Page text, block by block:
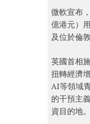
微軟宣布
億港元）
及位於倫
英國首相
扭轉經濟
AI等領域
的干預主
資目的地。